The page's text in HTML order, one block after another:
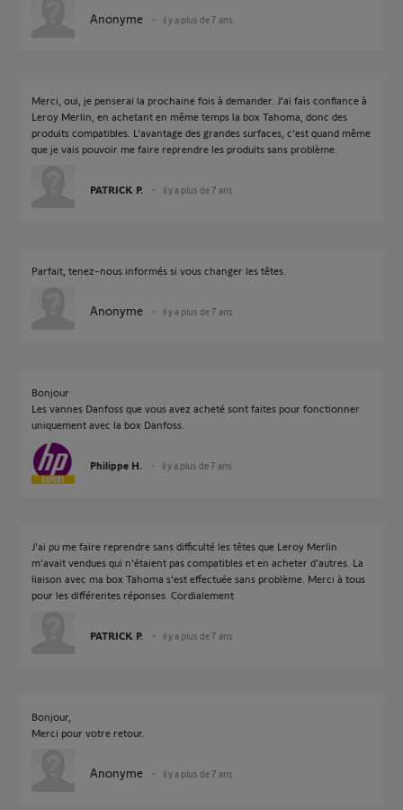
Anonyme il y a plus de 7 ans
Merci, oui, je penserai la prochaine fois à demander. J'ai fais confiance à
Leroy Merlin, en achetant en même temps la box Tahoma, donc des
produits compatibles. L'avantage des grandes surfaces, c'est quand même
que je vais pouvoir me faire reprendre les produits sans problème.
PATRICK P. il y a plus de 7 ans
Parfait, tenez-nous informés si vous changer les têtes.
Anonyme il y a plus de 7 ans
Bonjour
Les vannes Danfoss que vous avez acheté sont faites pour fonctionner
uniquement avec la box Danfoss.
Philippe H. il y a plus de 7 ans
J'ai pu me faire reprendre sans difficulté les têtes que Leroy Merlin
m'avait vendues qui n'étaient pas compatibles et en acheter d'autres. La
liaison avec ma box Tahoma s'est effectuée sans problème. Merci à tous
pour les différentes réponses. Cordialement
PATRICK P. il y a plus de 7 ans
Bonjour,
Merci pour votre retour.
Anonyme il y a plus de 7 ans